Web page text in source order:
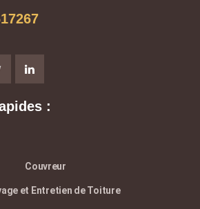
:
Couvreur
et Entretien de Toiture